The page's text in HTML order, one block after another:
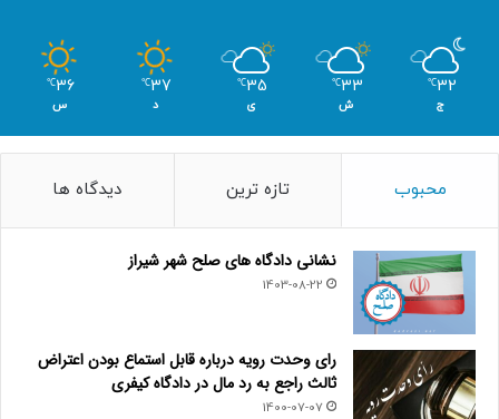
32
℃
ج
33
℃
ش
35
℃
ی
37
℃
د
36
℃
س
محبوب تازه ترین دیدگاه ها
نشانی دادگاه های صلح شهر شیراز
1403-08-22
رای وحدت رویه درباره قابل استماع بودن اعتراض
ثالث راجع به رد مال در دادگاه کیفری
1400-07-07